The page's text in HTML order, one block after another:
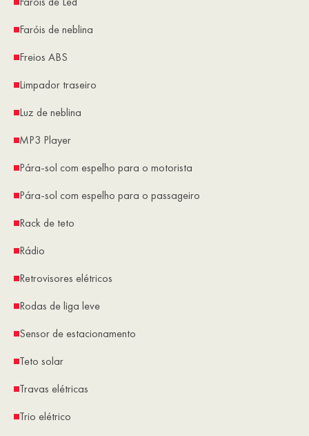
Faróis de neblina
Freios ABS
Limpador traseiro
Luz de neblina
MP3 Player
Pára-sol com espelho para o motorista
Pára-sol com espelho para o passageiro
Rack de teto
Rádio
Retrovisores elétricos
Rodas de liga leve
Sensor de estacionamento
Teto solar
Travas elétricas
Trio elétrico